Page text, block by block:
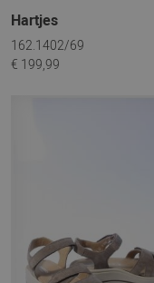
Hartjes
162.1402/69
€ 199,99